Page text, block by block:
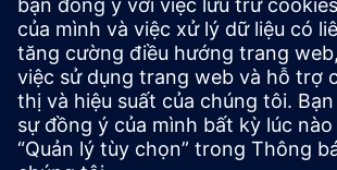
riêng bạn
Sell
Bán lại/bán chéo SW và HW hỗ trợ kỹ
Xcelerator